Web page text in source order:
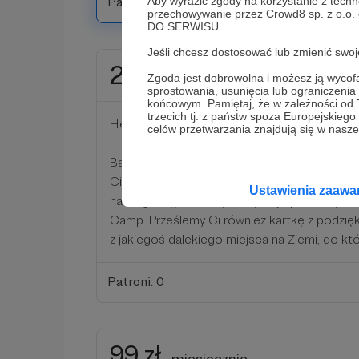
przechowywanie przez Crowd8 sp. z
DO SERWISU.
Jeśli chcesz dostosować lub zmienić
Zgoda jest dobrowolna i możesz ją
sprostowania, usunięcia lub
końcowym. Pamiętaj, że w zależności
trzecich tj. z państw spoza
celów przetwarzania znajdują się w
Ustawienia
24 zł miesięcznie
Hej!
Bardzo dziękujemy Ci za Twoje wsparcie! W
Ciebie dedykowane zdjęcie, które zrobi z
naszego wyjazdu! Wyślemy Ci je po każdym
Camp. Prześlemy Ci również kartkę z
z jakiegoś dalekiego miejsca na Ziemi, do
Patroni: 0